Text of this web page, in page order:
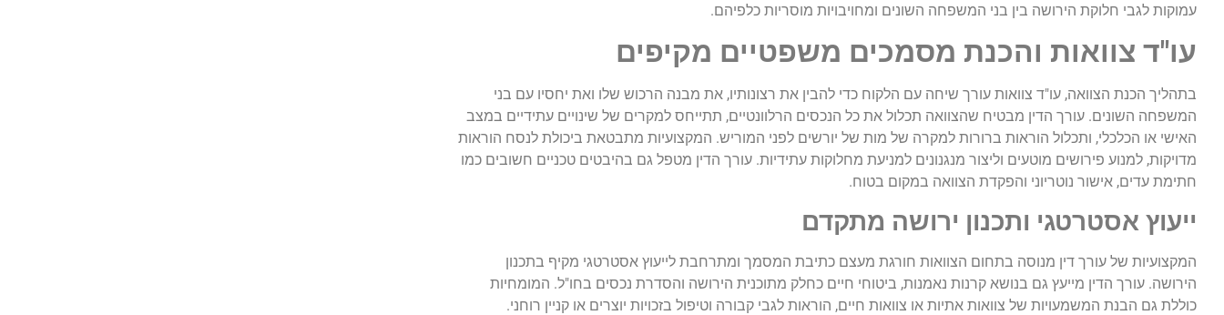
עמוקות לגבי חלוקת הירושה בין בני המשפחה השונים ומחויבויות מוסריות כלפיהם.
עו"ד צוואות והכנת מסמכים משפטיים מקיפים
בתהליך הכנת הצוואה, עו"ד צוואות עורך שיחה עם הלקוח כדי להבין את רצונותיו, את מבנה הרכוש שלו ואת יחסיו עם בני
המשפחה השונים. עורך הדין מבטיח שהצוואה תכלול את כל הנכסים הרלוונטיים, תתייחס למקרים של שינויים עתידיים במצב
האישי או הכלכלי, ותכלול הוראות ברורות למקרה של מות של יורשים לפני המוריש. המקצועיות מתבטאת ביכולת לנסח הוראות
מדויקות, למנוע פירושים מוטעים וליצור מנגנונים למניעת מחלוקות עתידיות. עורך הדין מטפל גם בהיבטים טכניים חשובים כמו
חתימת עדים, אישור נוטריוני והפקדת הצוואה במקום בטוח.
ייעוץ אסטרטגי ותכנון ירושה מתקדם
המקצועיות של עורך דין מנוסה בתחום הצוואות חורגת מעצם כתיבת המסמך ומתרחבת לייעוץ אסטרטגי מקיף בתכנון
הירושה. עורך הדין מייעץ גם בנושא קרנות נאמנות, ביטוחי חיים כחלק מתוכנית הירושה והסדרת נכסים בחו"ל. המומחיות
כוללת גם הבנת המשמעויות של צוואות אתיות או צוואות חיים, הוראות לגבי קבורה וטיפול בזכויות יוצרים או קניין רוחני.